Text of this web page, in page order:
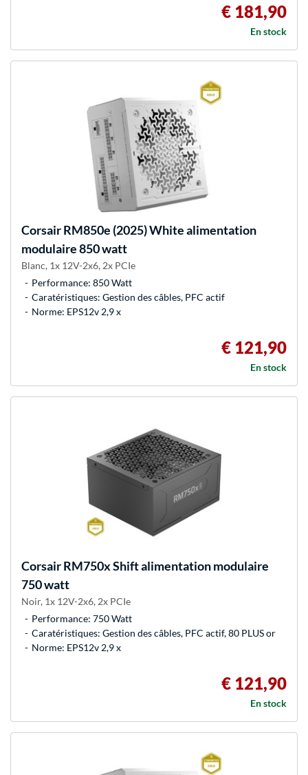
€ 181,90
En stock
CorsairRM850e (2025) White alimentation
modulaire 850 watt
Blanc, 1x 12V-2x6, 2x PCIe
Performance: 850 Watt
Caratéristiques: Gestion des câbles, PFC actif
Norme: EPS12v 2,9 x
€ 121,90
En stock
CorsairRM750x Shift alimentation modulaire
750 watt
Noir, 1x 12V-2x6, 2x PCIe
Performance: 750 Watt
Caratéristiques: Gestion des câbles, PFC actif, 80 PLUS or
Norme: EPS12v 2,9 x
€ 121,90
En stock